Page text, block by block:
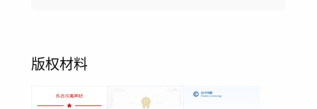
版权材料